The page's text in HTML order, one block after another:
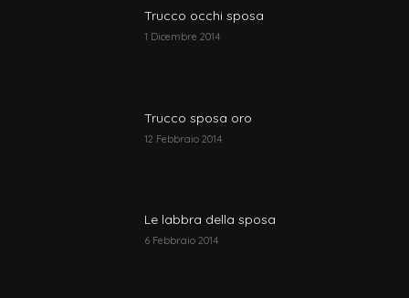
Trucco occhi sposa
1 Dicembre 2014
Trucco sposa oro
12 Febbraio 2014
Le labbra della sposa
6 Febbraio 2014